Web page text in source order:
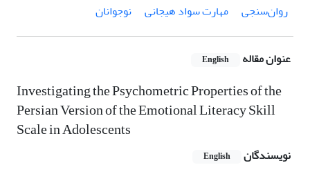
روان‌سنجی
مهارت سواد هیجانی نوجوانان
عنوان مقاله English
Investigating the Psychometric Properties of the
Persian Version of the Emotional Literacy Skill
Scale in Adolescents
نویسندگان English